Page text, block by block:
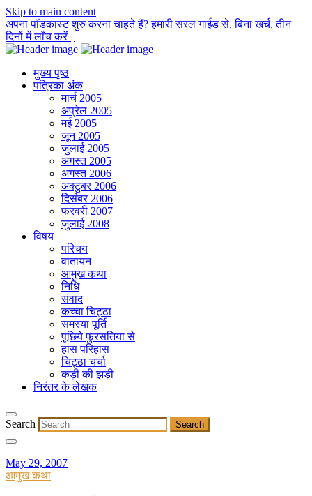
Skip to main content
अपना पॉडकास्ट शुरु करना चाहते हैं? हमारी सरल गाईड से, बिना खर्च, तीन
दिनों में लाँच करें।
मुख्य पृष्ठ
पत्रिका अंक
मार्च 2005
अप्रेल 2005
मई 2005
जून 2005
जुलाई 2005
अगस्त 2005
अगस्त 2006
अक्टुबर 2006
दिसंबर 2006
फरवरी 2007
जुलाई 2008
विषय
परिचय
वातायन
आमुख कथा
निधि
संवाद
कच्चा चिट्ठा
समस्या पूर्ति
पूछिये फुरसतिया से
हास परिहास
चिट्ठा चर्चा
कड़ी की झड़ी
निरंतर के लेखक
Search
May 29, 2007
आमुख कथा